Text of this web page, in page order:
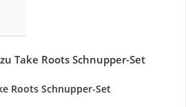
Take Roots Schnupper-Set
Roots Schnupper-Set